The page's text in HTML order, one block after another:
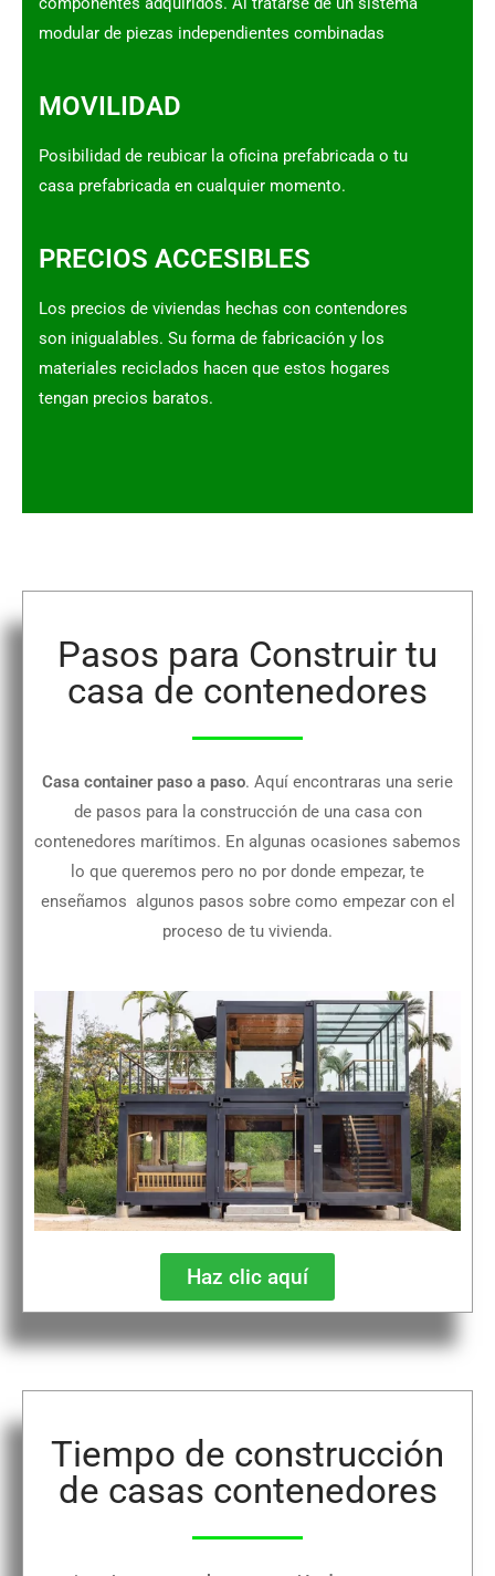
modular de piezas independientes combinadas
MOVILIDAD
Posibilidad de reubicar la oficina prefabricada o tu
casa prefabricada en cualquier momento.
PRECIOS ACCESIBLES
Los precios de viviendas hechas con contendores
son inigualables. Su forma de fabricación y los
materiales reciclados hacen que estos hogares
tengan precios baratos.
Pasos para Construir tu
casa de contenedores
Casa container paso a paso. Aquí encontraras una serie
de pasos para la construcción de una casa con
contenedores marítimos. En algunas ocasiones sabemos
lo que queremos pero no por donde empezar, te
enseñamos algunos pasos sobre como empezar con el
proceso de tu vivienda.
Haz clic aquí
Tiempo de construcción
de casas contenedores